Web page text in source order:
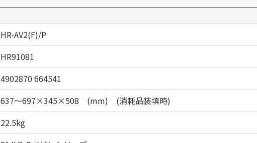
HR-AV2(F)/P
HR91081
4902870 664541
637～697×345×508 (mm) (消耗品装填時)
22.5kg